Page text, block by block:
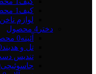
کیف 1 محصول
لوازم ناخن
دختر 4 محصول
آئینه0 محصول
تل و هدبند0
تندیس
جاسوئیچی